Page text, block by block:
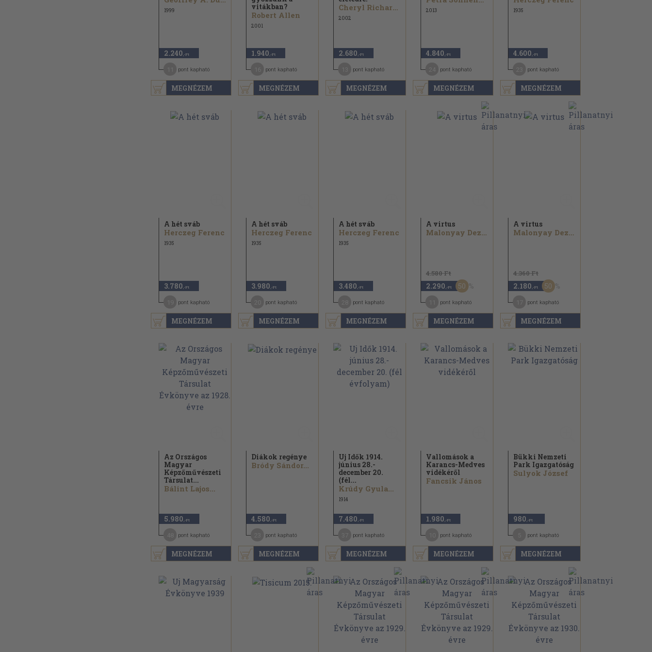
MEGNÉZEM
1999
2.240 ,-Ft
pont kapható
MEGNÉZEM
vitákban?
Robert Allen
2001
1.940 ,-Ft
pont kapható
MEGNÉZEM
Cheryl Richardson
2002
2.680 ,-Ft
pont kapható
MEGNÉZEM
2013
4.840 ,-Ft
pont kapható
MEGNÉZEM
1935
4.600 ,-Ft
pont kapható
MEGNÉZEM
A hét sváb
Herczeg Ferenc
1935
3.780 ,-Ft
pont kapható
MEGNÉZEM
A hét sváb
Herczeg Ferenc
1935
3.980 ,-Ft
pont kapható
MEGNÉZEM
A hét sváb
Herczeg Ferenc
1935
3.480 ,-Ft
pont kapható
MEGNÉZEM
A virtus
Malonyay Dezső
4.580 Ft
2.290 ,-Ft 50
pont kapható
MEGNÉZEM
A virtus
Malonyay Dezső
4.360 Ft
2.180 ,-Ft 50
pont kapható
MEGNÉZEM
Az Országos
Magyar
Képzőművészeti
Társulat...
Bálint Lajos...
5.980 ,-Ft
pont kapható
MEGNÉZEM
Diákok regénye
Bródy Sándor...
4.580 ,-Ft
pont kapható
MEGNÉZEM
Uj Idők 1914.
június 28.-
december 20.
(fél...
Krúdy Gyula...
1914
7.480 ,-Ft
pont kapható
MEGNÉZEM
Vallomások a
Karancs-Medves
vidékéről
Fancsik János
1.980 ,-Ft
pont kapható
MEGNÉZEM
Bükki Nemzeti
Park Igazgatóság
Sulyok József
980 ,-Ft
pont kapható